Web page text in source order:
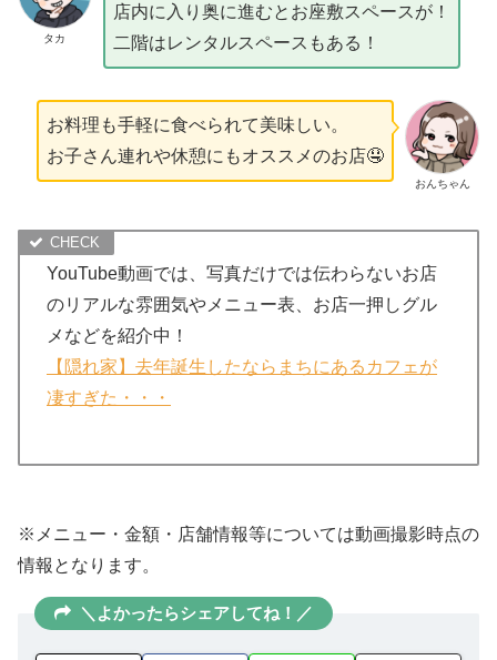
タカ
店内に入り奥に進むとお座敷スペースが！
二階はレンタルスペースもある！
おんちゃん
お料理も手軽に食べられて美味しい。
お子さん連れや休憩にもオススメのお店🤤
YouTube動画では、写真だけでは伝わらないお店
のリアルな雰囲気やメニュー表、お店一押しグル
メなどを紹介中！
【隠れ家】去年誕生したならまちにあるカフェが
凄すぎた・・・
※メニュー・金額・店舗情報等については動画撮影時点の
情報となります。
＼よかったらシェアしてね！／